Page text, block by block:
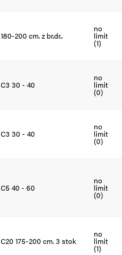
180-200 cm. z br.dr..
no
limit
(1)
C3 30 - 40
no
limit
(0)
C3 30 - 40
no
limit
(0)
C5 40 - 60
no
limit
(0)
C20 175-200 cm. 3 stok
no
limit
(1)